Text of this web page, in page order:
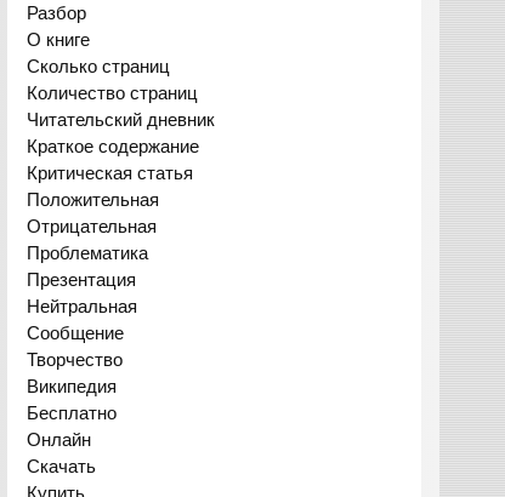
Разбор
О книге
Сколько страниц
Количество страниц
Читательский дневник
Краткое содержание
Критическая статья
Положительная
Отрицательная
Проблематика
Презентация
Нейтральная
Сообщение
Творчество
Википедия
Бесплатно
Онлайн
Скачать